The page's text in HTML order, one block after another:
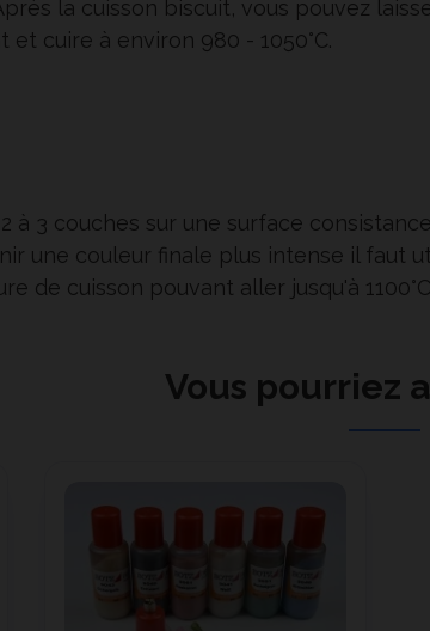
la cuisson biscuit, vous pouvez
cuire à environ 980 - 1050°C.
à 3 couches sur une surface
une couleur finale plus intense il faut
de cuisson pouvant aller jusqu'à 1100°C
Vous pourriez